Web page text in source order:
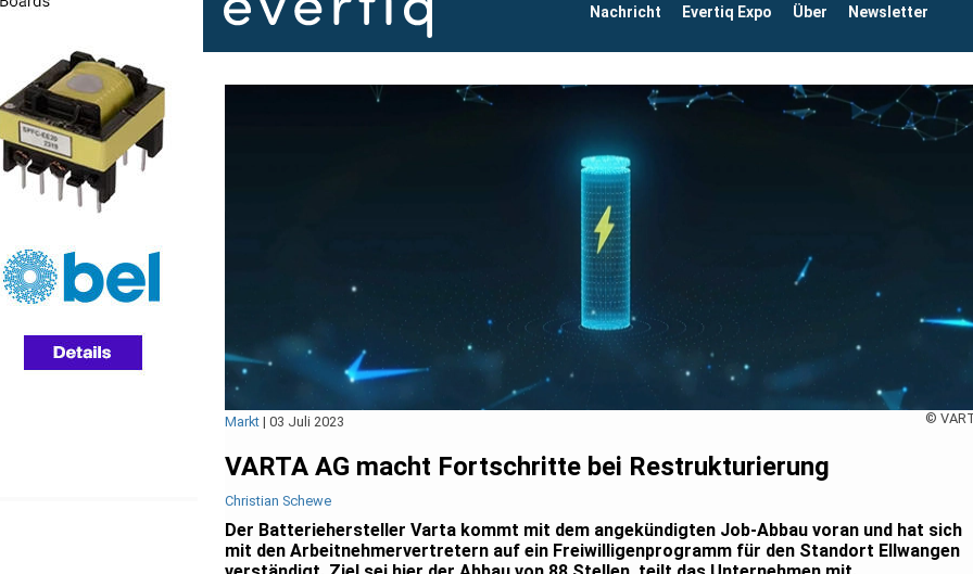
Nachricht Evertiq Expo Über Newsletter
©
Markt | 03 Juli 2023
VARTA AG macht Fortschritte bei Restrukturierung
Christian Schewe
Der Batteriehersteller Varta kommt mit dem angekündigten Job-Abbau voran und hat sich
mit den Arbeitnehmervertretern auf ein Freiwilligenprogramm für den Standort Ellwangen